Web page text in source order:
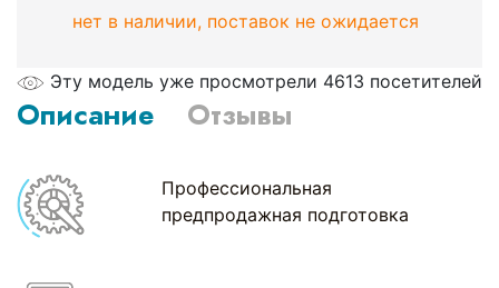
нет в наличии, поставок не ожидается
Эту модель уже просмотрели 4613 посетителей
Описание Отзывы
Профессиональная
предпродажная подготовка